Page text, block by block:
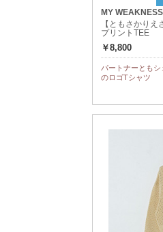
MY WEAKNESS
【ともさかり
プリントTEE
￥8,800
パートナーとも
のロゴTシャツ